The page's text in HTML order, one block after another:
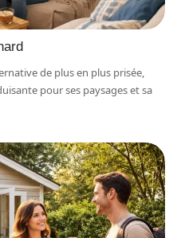
de plus en plus prisée,
pour ses paysages et sa